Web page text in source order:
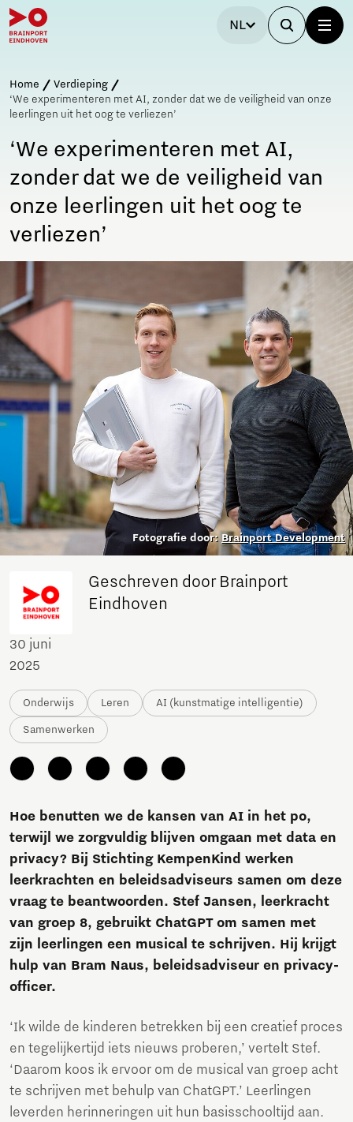
NL
Home
Verdieping
‘We experimenteren met AI, zonder dat we de veiligheid van onze
leerlingen uit het oog te verliezen’
‘We experimenteren met AI,
zonder dat we de veiligheid van
onze leerlingen uit het oog te
verliezen’
Fotografie door:Brainport Development
Geschreven door Brainport
Eindhoven
30 juni
2025
Onderwijs Leren AI (kunstmatige intelligentie)
Samenwerken
Hoe benutten we de kansen van AI in het po,
terwijl we zorgvuldig blijven omgaan met data en
privacy? Bij Stichting KempenKind werken
leerkrachten en beleidsadviseurs samen om deze
vraag te beantwoorden. Stef Jansen, leerkracht
van groep 8, gebruikt ChatGPT om samen met
zijn leerlingen een musical te schrijven. Hij krijgt
hulp van Bram Naus, beleidsadviseur en privacy-
officer.
‘Ik wilde de kinderen betrekken bij een creatief proces
en tegelijkertijd iets nieuws proberen,’ vertelt Stef.
‘Daarom koos ik ervoor om de musical van groep acht
te schrijven met behulp van ChatGPT.’ Leerlingen
leverden herinneringen uit hun basisschooltijd aan.